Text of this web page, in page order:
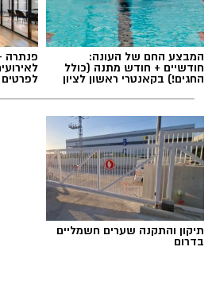
תגים:משרד הבריאות, חומרים
ההחלקות
המבצע החם של העונה:
חודשיים + חודש מתנה (כולל
החגים!) בקאנטרי ראשון לציון
פנתרה
תיקון והתקנה שערים חשמליים
בדרום